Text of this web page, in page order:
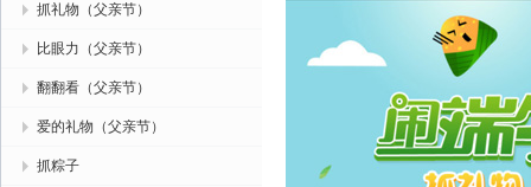
抓礼物（父亲节）
比眼力（父亲节）
翻翻看（父亲节）
爱的礼物（父亲节）
抓粽子